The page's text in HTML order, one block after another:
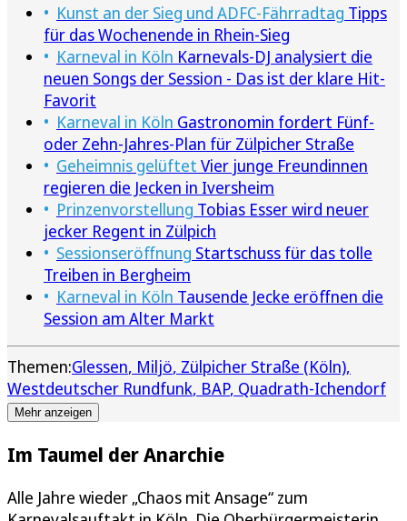
Kunst an der Sieg und ADFC-Fährradtag Tipps
für das Wochenende in Rhein-Sieg
Karneval in Köln Karnevals-DJ analysiert die
neuen Songs der Session - Das ist der klare Hit-
Favorit
Karneval in Köln Gastronomin fordert Fünf-
oder Zehn-Jahres-Plan für Zülpicher Straße
Geheimnis gelüftet Vier junge Freundinnen
regieren die Jecken in Iversheim
Prinzenvorstellung Tobias Esser wird neuer
jecker Regent in Zülpich
Sessionseröffnung Startschuss für das tolle
Treiben in Bergheim
Karneval in Köln Tausende Jecke eröffnen die
Session am Alter Markt
Themen:Glessen Miljö Zülpicher Straße (Köln)
Westdeutscher Rundfunk BAP Quadrath-Ichendorf
Mehr anzeigen
Im Taumel der Anarchie
Alle Jahre wieder „Chaos mit Ansage“ zum